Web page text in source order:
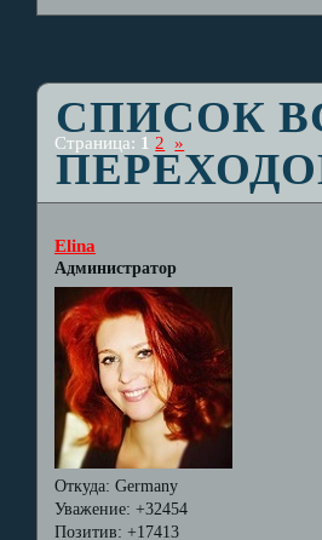
СПИСОК
Страница: 1 2 »
Elina
Администратор
Откуда: Germany
Уважение: +32454
Позитив: +17413